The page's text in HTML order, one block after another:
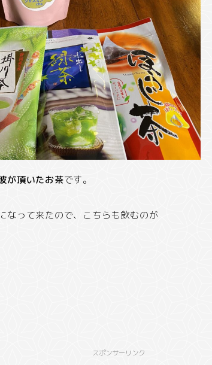
が頂いたお茶です。
なって来たので、こちらも飲むのが
スポンサーリンク